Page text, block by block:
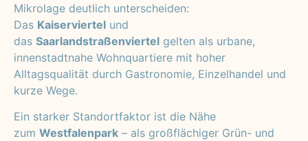
Mikrolage deutlich unterscheiden:
Das Kaiserviertel und
das Saarlandstraßenviertel gelten als urbane,
innenstadtnahe Wohnquartiere mit hoher
Alltagsqualität durch Gastronomie, Einzelhandel und
kurze Wege.
Ein starker Standortfaktor ist die Nähe
zum Westfalenpark – als großflächiger Grün- und